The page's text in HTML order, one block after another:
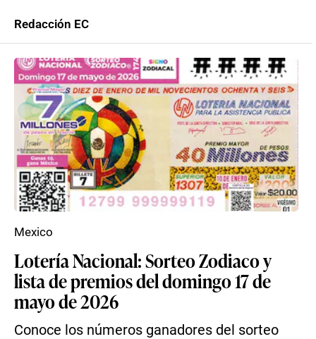
Redacción EC
Lotería Nacional: Sorteo Zodiaco y
lista de premios del domingo 17 de
mayo de 2026
Conoce los números ganadores del sorteo
Mexico